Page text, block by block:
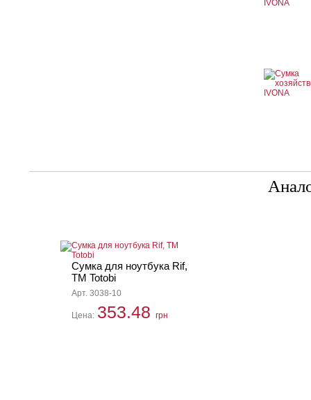
Сумка для ноутбука Rif,
TM Totobi
Арт. 3038-10
Цена: 353.48 грн